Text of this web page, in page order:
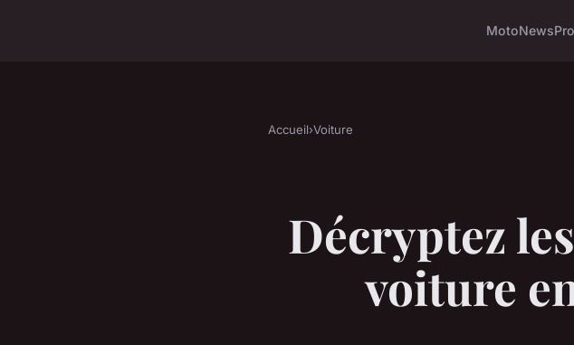
MotoNews
Accueil›Voiture
Décryptez
voiture